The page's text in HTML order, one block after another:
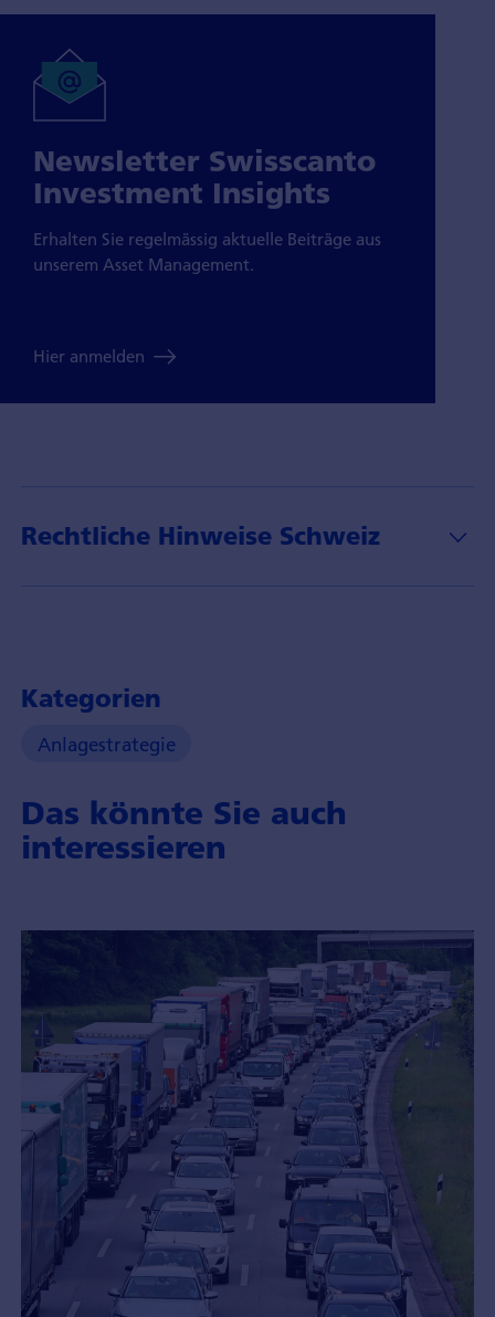
Newsletter Swisscanto
Investment Insights
Erhalten Sie regelmässig aktuelle Beiträge aus
unserem Asset Management.
Hier anmelden
Rechtliche Hinweise Schweiz
Kategorien
Anlagestrategie
Das könnte Sie auch
interessieren